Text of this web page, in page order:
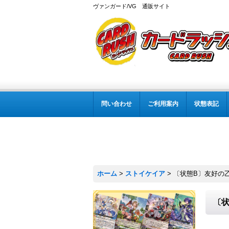
ヴァンガード/VG 通販サイト
問い合わせ ご利用案内 状態表記
ホーム > ストイケイア > 〔状態B〕友好
〔